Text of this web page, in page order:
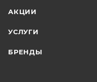
АКЦИИ
УСЛУГИ
БРЕНДЫ